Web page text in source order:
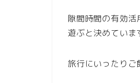
隙間時間の有効
遊ぶと決めていま
旅行にいったりご